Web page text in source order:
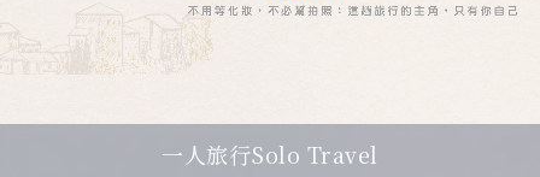
父親節．限時特別企劃一人旅行Solo Travel